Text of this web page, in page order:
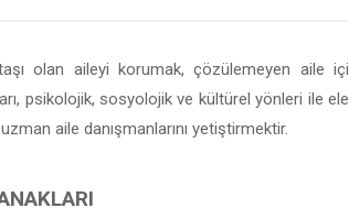
taşı olan aileyi korumak, çözülemeyen aile içi
psikolojik, sosyolojik ve kültürel yönleri ile ele
aile danışmanlarını yetiştirmektir.